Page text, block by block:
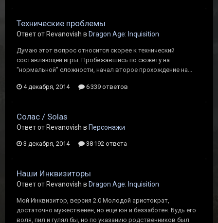
Технические проблемы
Ответ от Revanovish в Dragon Age: Inquisition
Думаю этот вопрос относится скорее к технический
составляющей игры. Пробежавшись по сюжету на
"нормальной" сложности, начал второе прохождение на...
4 декабря, 2014 6 339 ответов
Солас / Solas
Ответ от Revanovish в Персонажи
3 декабря, 2014 38 192 ответа
Наши Инквизиторы
Ответ от Revanovish в Dragon Age: Inquisition
Мой Инквизитор, версия 2.0 Молодой аристократ,
достаточно мужественен, но еще юн и беззаботен. Будь его
воля, пил и гулял бы, но по указанию родственников был